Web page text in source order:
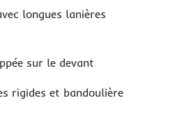
longues lanières
sur le devant
rigides et bandoulière